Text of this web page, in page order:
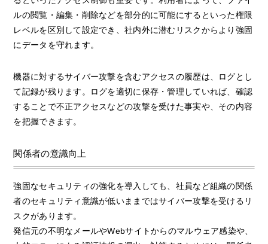
ルの閲覧・編集・削除などを部分的に可能にするといった権限
レベルを区別して設定でき、社内外に潜むリスクからより強固
にデータを守れます。
機器に対するサイバー攻撃を含むアクセスの履歴は、ログとし
て記録が残ります。ログを適切に保存・管理していれば、確認
することで不正アクセスなどの攻撃を受けた事実や、その内容
を把握できます。
関係者の意識向上
強固なセキュリティの強化を導入しても、社員など組織の関係
者のセキュリティ意識が低いままではサイバー攻撃を受けるリ
スクがあります。
発信元の不明なメールやWebサイトからのマルウェア感染や、